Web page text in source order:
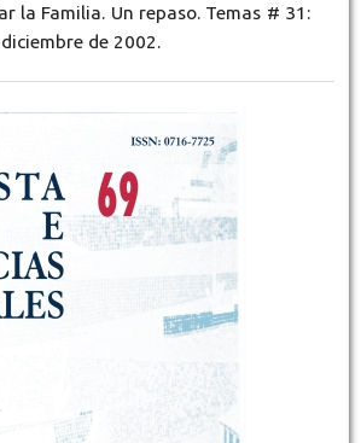
la Familia. Un repaso. Temas # 31:
de 2002.